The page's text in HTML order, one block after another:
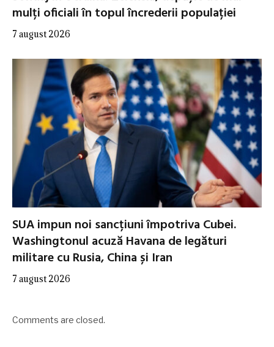
mulți oficiali în topul încrederii populației
7 august 2026
SUA impun noi sancțiuni împotriva Cubei.
Washingtonul acuză Havana de legături
militare cu Rusia, China și Iran
7 august 2026
Comments are closed.